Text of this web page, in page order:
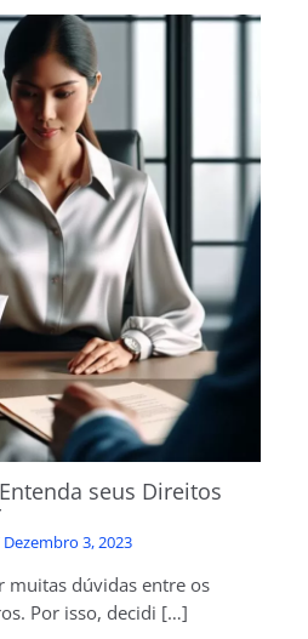
seus Direitos
Dezembro 3, 2023
muitas dúvidas entre os
Por isso, decidi […]